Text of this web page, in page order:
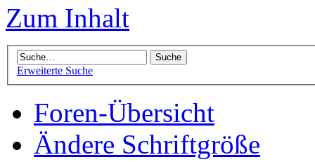
Zum Inhalt
Erweiterte Suche
Foren-Übersicht
Ändere Schriftgröße